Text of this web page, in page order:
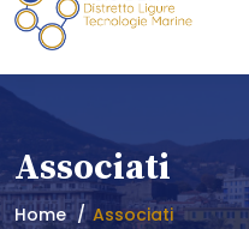
Associati
Home Associati